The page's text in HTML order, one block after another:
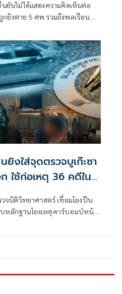
ยันไม่ได้แสดงความคิดเห็นต่อ
ยิงตาย 5 ศพ รวมถึงพลเรือน
งใส่จุดตรวจบูเก๊ะซา
ใช้ก่อเหตุ 36 คดีใน
จนิติวิทยาศาสตร์ เชื่อมโยงปืน
ลักฐานโยงเหตุคาร์บอมบ์หน้า